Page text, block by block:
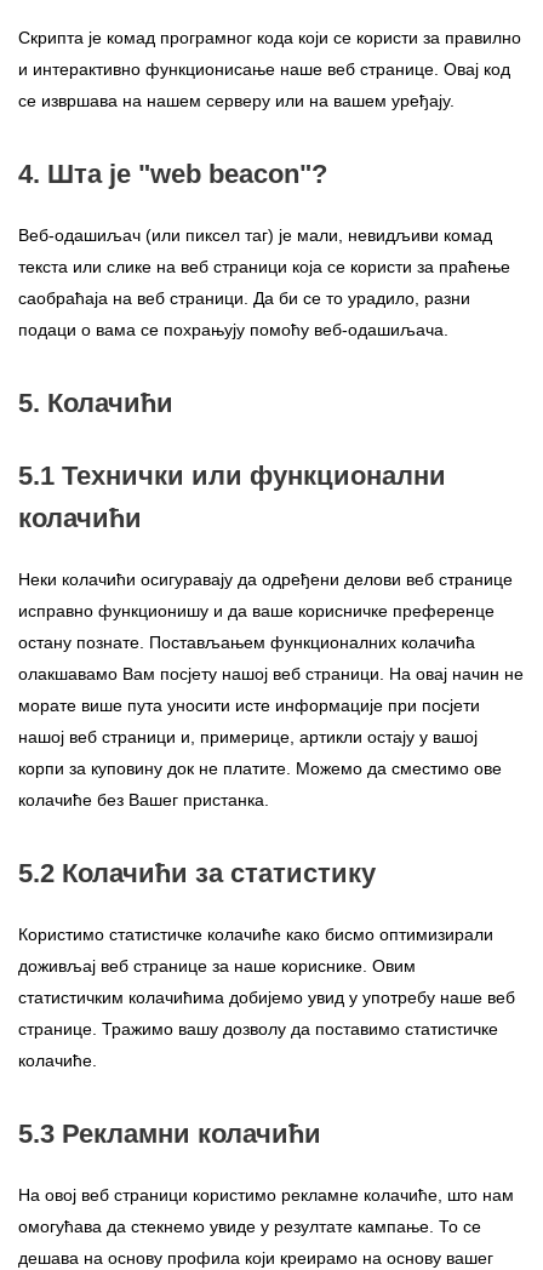
Скрипта је комад програмног кода који се користи за правилно
и интерактивно функционисање наше веб странице. Овај код
се извршава на нашем серверу или на вашем уређају.
4. Шта је "web beacon"?
Веб-одашиљач (или пиксел таг) је мали, невидљиви комад
текста или слике на веб страници која се користи за праћење
саобраћаја на веб страници. Да би се то урадило, разни
подаци о вама се похрањују помоћу веб-одашиљача.
5. Колачићи
5.1 Технички или функционални
колачићи
Неки колачићи осигуравају да одређени делови веб странице
исправно функционишу и да ваше корисничке преференце
остану познате. Постављањем функционалних колачића
олакшавамо Вам посјету нашој веб страници. На овај начин не
морате више пута уносити исте информације при посјети
нашој веб страници и, примерице, артикли остају у вашој
корпи за куповину док не платите. Можемо да сместимо ове
колачиће без Вашег пристанка.
5.2 Колачићи за статистику
Користимо статистичке колачиће како бисмо оптимизирали
доживљај веб странице за наше кориснике. Овим
статистичким колачићима добијемо увид у употребу наше веб
странице. Тражимо вашу дозволу да поставимо статистичке
колачиће.
5.3 Рекламни колачићи
На овој веб страници користимо рекламне колачиће, што нам
омогућава да стекнемо увиде у резултате кампање. То се
дешава на основу профила који креирамо на основу вашег